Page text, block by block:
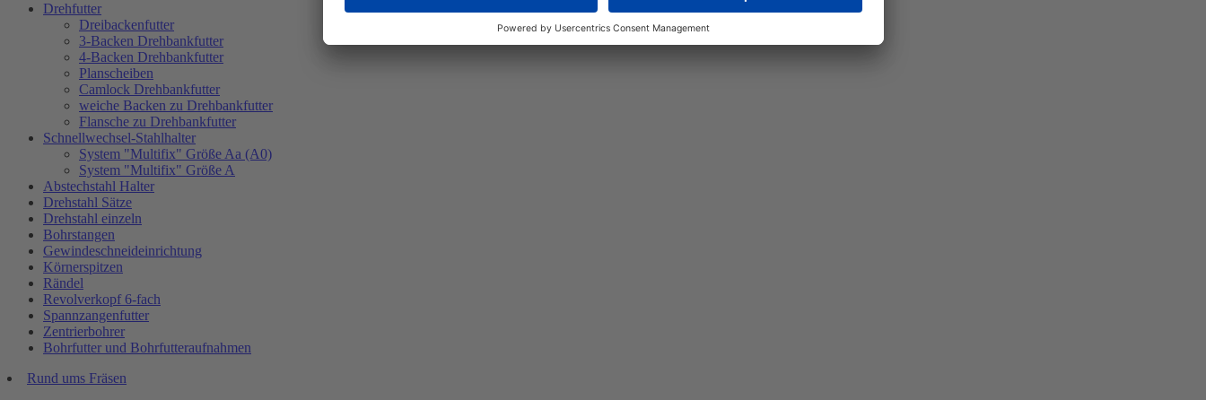
Drehfutter
Dreibackenfutter
3-Backen Drehbankfutter
4-Backen Drehbankfutter
Planscheiben
Camlock Drehbankfutter
weiche Backen zu Drehbankfutter
Flansche zu Drehbankfutter
Schnellwechsel-Stahlhalter
System "Multifix" Größe Aa (A0)
System "Multifix" Größe A
Abstechstahl Halter
Drehstahl Sätze
Drehstahl einzeln
Bohrstangen
Gewindeschneideinrichtung
Körnerspitzen
Rändel
Revolverkopf 6-fach
Spannzangenfutter
Zentrierbohrer
Bohrfutter und Bohrfutteraufnahmen
Rund ums Fräsen